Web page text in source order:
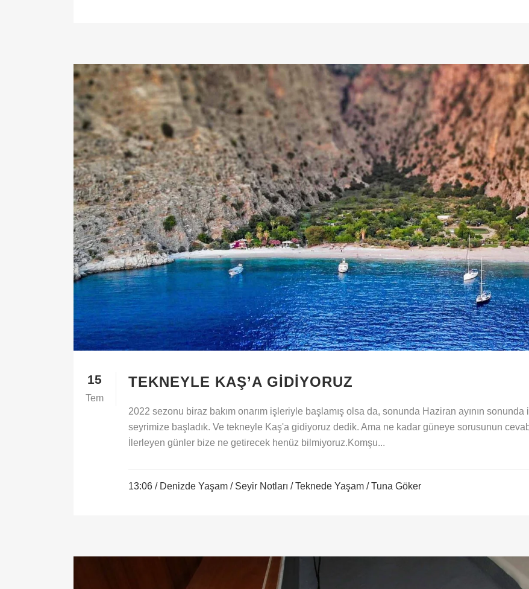
15
Tem
TEKNEYLE KAŞ’A GIDIYORUZ
2022 sezonu biraz bakım onarım işleriyle başlamış olsa da, sonunda Haziran ayının
seyrimize başladık. Ve tekneyle Kaş'a gidiyoruz dedik. Ama ne kadar güneye sorusunun
İlerleyen günler bize ne getirecek henüz bilmiyoruz.Komşu...
13:06 / Denizde Yaşam / Seyir Notları /Teknede Yaşam / Tuna Göker